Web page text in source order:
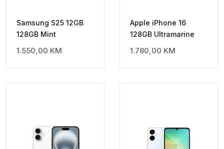
Samsung S25 12GB
128GB Mint
1.550,00 KM
Apple iPhone 16
128GB Ultramarine
1.780,00 KM